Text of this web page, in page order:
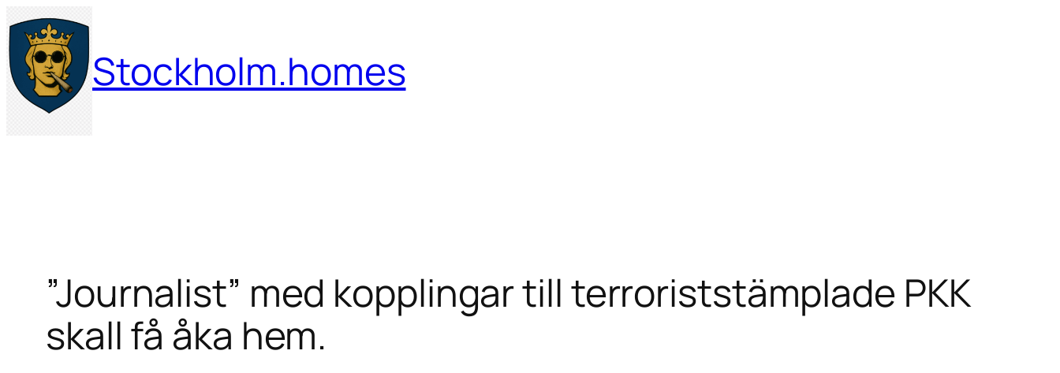
Hoppa
till
innehåll
Stockholm.homes
”Journalist” med kopplingar till terroriststämplade PKK
skall få åka hem.